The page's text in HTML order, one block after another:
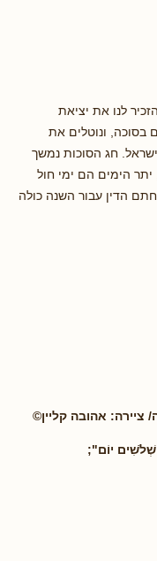
לנו את יציאת
בסוכה, ונוטלים את
חג הסוכות נמשך
הימים הם ימי חול
הדין עבור השנה כולה
אהובה קליין©
יוֹם";